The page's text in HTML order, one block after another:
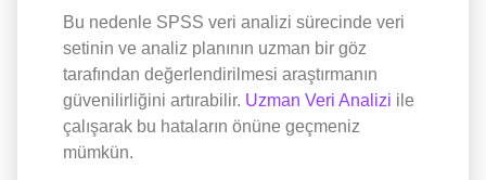
Bu nedenle SPSS veri analizi sürecinde veri
setinin ve analiz planının uzman bir göz
tarafından değerlendirilmesi araştırmanın
güvenilirliğini artırabilir. Uzman Veri Analizi ile
çalışarak bu hataların önüne geçmeniz
mümkün.